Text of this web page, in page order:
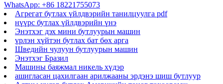
WhatsApp: +86 18221755073
Агрегат бутлах үйлдвэрийн танилцуулга pdf
нүүрс бутлах үйлдвэрийн үнэ
Энэтхэг дэх мини бутлуурын машин
үрлэн хүйтэн бутлах бат бөх арга
Шведийн чулуун бутлуурын машин
Энэтхэг Бразил
Машины баяжмал никель хүдэр
ашигласан цахилгаан арилжааны эрдэнэ шиш бутлуур